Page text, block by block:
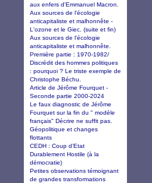
aux enfers d'Emmanuel Macron.
Aux sources de l'écologie
anticapitaliste et malhonnête -
L'ozone et le Giec. (suite et fin)
Aux sources de l'écologie
anticapitaliste et malhonnête.
Première partie : 1970-1982/
Discrédit des hommes politiques
: pourquoi ? Le triste exemple de
Christophe Béchu.
Article de Jérôme Fourquet -
Seconde partie 2000-2024
Le faux diagnostic de Jérôme
Fourquet sur la fin du " modèle
français" Décrire ne suffit pas.
Géopolitique et changes
flottants
CEDH : Coup d’Etat
Durablement Hostile (à la
démocratie)
Petites observations témoignant
de grandes transformations